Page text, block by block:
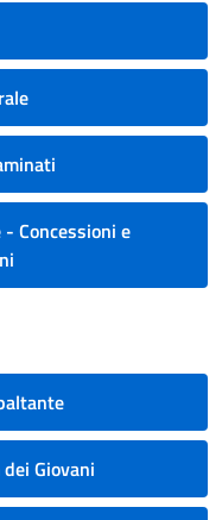
Concessioni e
Giovani